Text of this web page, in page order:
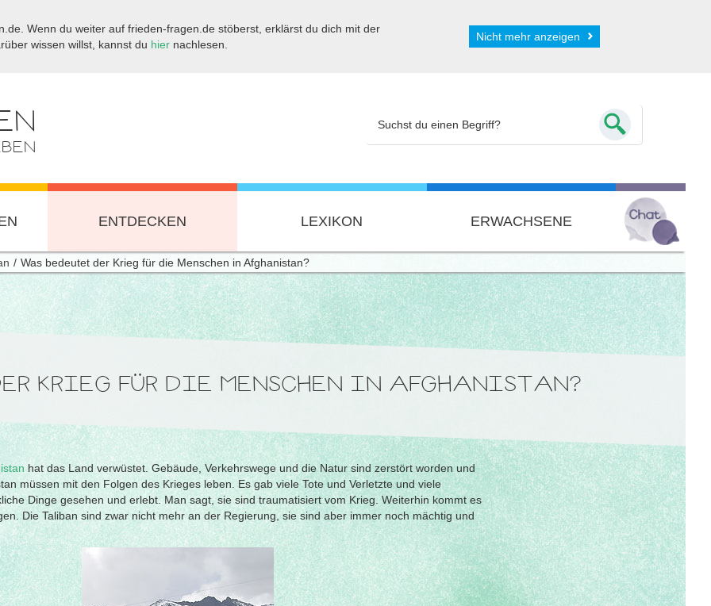
Wenn du weiter auf frieden-fragen.de stöberst, erklärst du dich mit der
wissen willst, kannst du hier nachlesen.
Nicht mehr anzeigen
ENTDECKEN LEXIKON ERWACHSENE
Was bedeutet der Krieg für die Menschen in Afghanistan?
KRIEG FÜR DIE MENSCHEN IN AFGHANISTAN?
hat das Land verwüstet. Gebäude, Verkehrswege und die Natur sind zerstört worden und
müssen mit den Folgen des Krieges leben. Es gab viele Tote und Verletzte und viele
Dinge gesehen und erlebt. Man sagt, sie sind traumatisiert vom Krieg. Weiterhin kommt es
Die Taliban sind zwar nicht mehr an der Regierung, sie sind aber immer noch mächtig und